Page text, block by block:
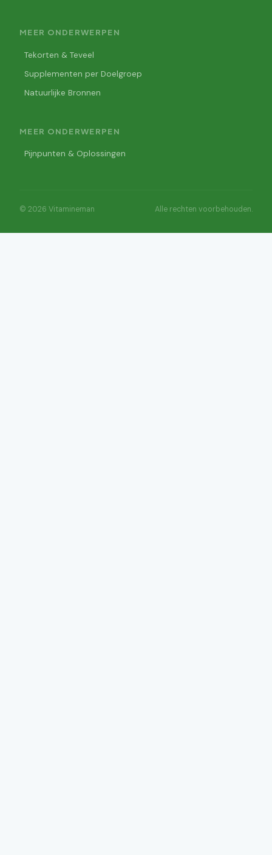
MEER ONDERWERPEN
Tekorten & Teveel
Supplementen per Doelgroep
Natuurlijke Bronnen
MEER ONDERWERPEN
Pijnpunten & Oplossingen
© 2026 Vitamineman Alle rechten voorbehouden.